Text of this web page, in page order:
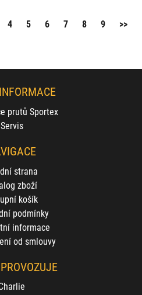
4 5 6 7 8 9 >>
prutů Sportex
Servis
strana
zboží
košík
podmínky
informace
od smlouvy